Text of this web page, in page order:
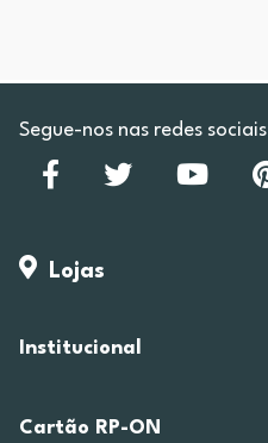
Segue-nos nas redes sociais
Lojas
Institucional
Cartão RP-ON